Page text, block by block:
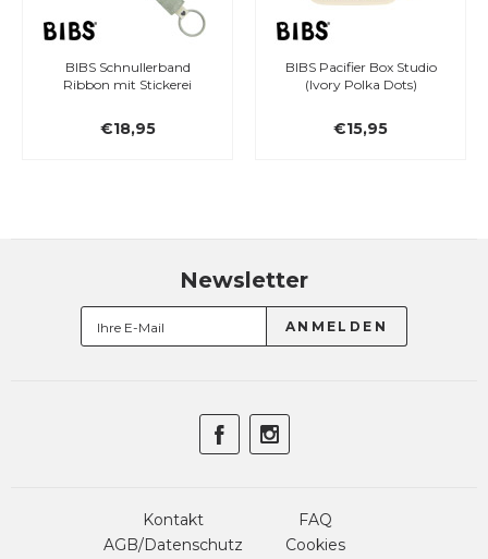
BIBS Schnullerband
Ribbon mit Stickerei
€18,95
BIBS Pacifier Box Studio
(Ivory Polka Dots)
€15,95
Newsletter
Kontakt
AGB/Datenschutz
FAQ
Cookies